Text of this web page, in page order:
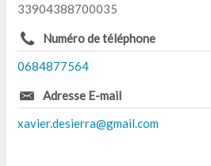
33904388700035
Numéro de téléphone
0684877564
Adresse E-mail
xavier.desierra@gmail.com